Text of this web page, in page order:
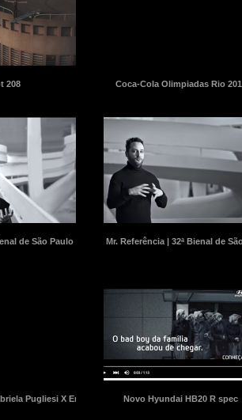
208 Coca-Cola Olimpiadas Rio
de São Paulo Mr. Referência | 32ª Bienal de
Pugliesi X Erasmo VianaNovo Hyundai HB20 R spec